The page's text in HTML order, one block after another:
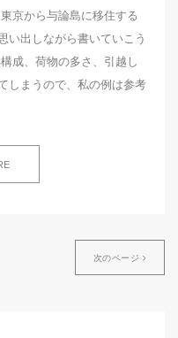
京から与論島に移住する
い出しながら書いていこう
成、荷物の多さ、引越し
しまうので、私の例は参考
次のページ